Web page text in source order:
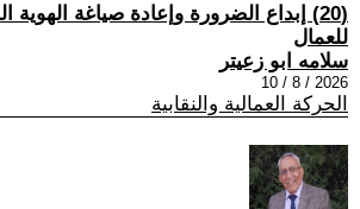
(20) إبداع الضرورة وإعادة صياغة الهوية
للعمال
سلامه ابو زعيتر
2026 / 8 / 10
الحركة العمالية والنقابية